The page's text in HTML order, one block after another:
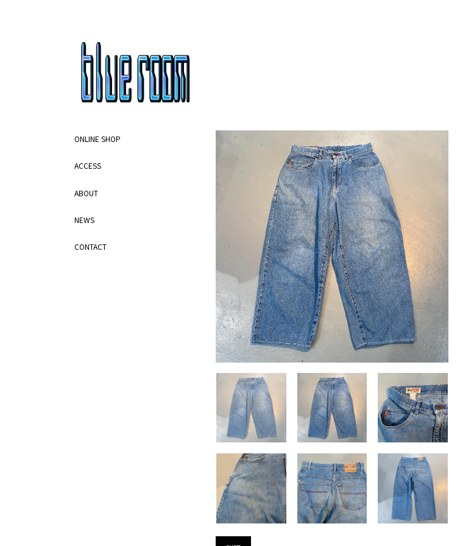
ONLINE SHOP
ACCESS
ABOUT
NEWS
CONTACT